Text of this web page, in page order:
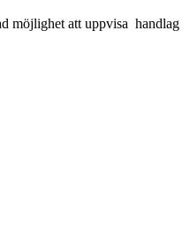
möjlighet att uppvisa handlag